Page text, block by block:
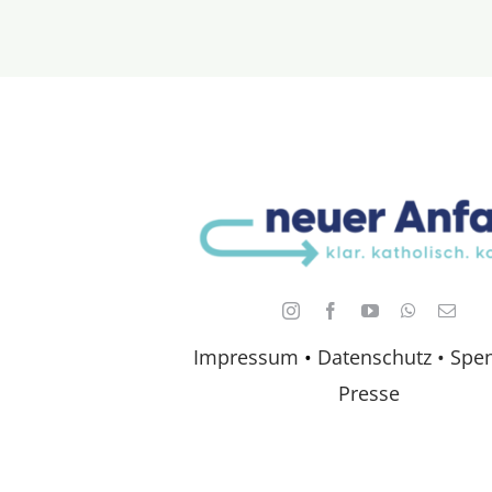
Impressum • Datenschutz •
Presse